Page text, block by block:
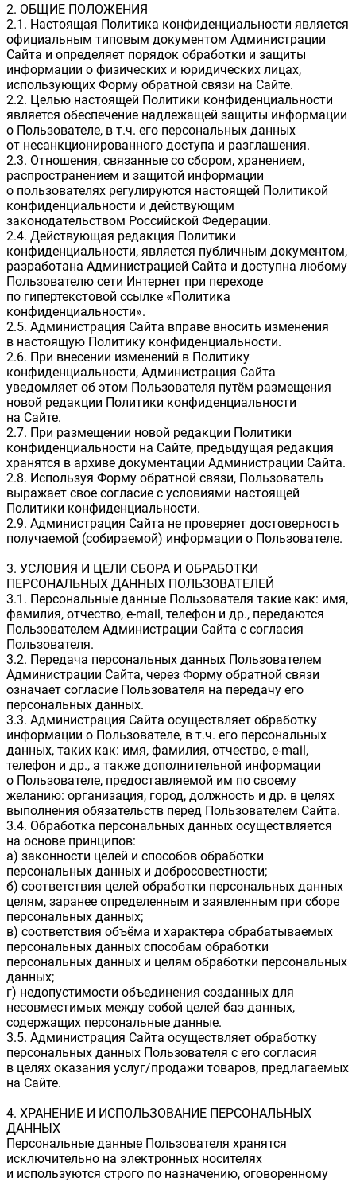
2. ОБЩИЕ ПОЛОЖЕНИЯ
2.1. Настоящая Политика конфиденциальности является
официальным типовым документом Администрации
Сайта и определяет порядок обработки и защиты
информации о физических и юридических лицах,
использующих Форму обратной связи на Сайте.
2.2. Целью настоящей Политики конфиденциальности
является обеспечение надлежащей защиты информации
о Пользователе, в т.ч. его персональных данных
от несанкционированного доступа и разглашения.
2.3. Отношения, связанные со сбором, хранением,
распространением и защитой информации
о пользователях регулируются настоящей Политикой
конфиденциальности и действующим
законодательством Российской Федерации.
2.4. Действующая редакция Политики
конфиденциальности, является публичным документом,
разработана Администрацией Сайта и доступна любому
Пользователю сети Интернет при переходе
по гипертекстовой ссылке «Политика
конфиденциальности».
2.5. Администрация Сайта вправе вносить изменения
в настоящую Политику конфиденциальности.
2.6. При внесении изменений в Политику
конфиденциальности, Администрация Сайта
уведомляет об этом Пользователя путём размещения
новой редакции Политики конфиденциальности
на Сайте.
2.7. При размещении новой редакции Политики
конфиденциальности на Сайте, предыдущая редакция
хранятся в архиве документации Администрации Сайта.
2.8. Используя Форму обратной связи, Пользователь
выражает свое согласие с условиями настоящей
Политики конфиденциальности.
2.9. Администрация Сайта не проверяет достоверность
получаемой (собираемой) информации о Пользователе.
3. УСЛОВИЯ И ЦЕЛИ СБОРА И ОБРАБОТКИ
ПЕРСОНАЛЬНЫХ ДАННЫХ ПОЛЬЗОВАТЕЛЕЙ
3.1. Персональные данные Пользователя такие как: имя,
фамилия, отчество, e-mail, телефон и др., передаются
Пользователем Администрации Сайта с согласия
Пользователя.
3.2. Передача персональных данных Пользователем
Администрации Сайта, через Форму обратной связи
означает согласие Пользователя на передачу его
персональных данных.
3.3. Администрация Сайта осуществляет обработку
информации о Пользователе, в т.ч. его персональных
данных, таких как: имя, фамилия, отчество, e-mail,
телефон и др., а также дополнительной информации
о Пользователе, предоставляемой им по своему
желанию: организация, город, должность и др. в целях
выполнения обязательств перед Пользователем Сайта.
3.4. Обработка персональных данных осуществляется
на основе принципов:
а) законности целей и способов обработки
персональных данных и добросовестности;
б) соответствия целей обработки персональных данных
целям, заранее определенным и заявленным при сборе
персональных данных;
в) соответствия объёма и характера обрабатываемых
персональных данных способам обработки
персональных данных и целям обработки персональных
данных;
г) недопустимости объединения созданных для
несовместимых между собой целей баз данных,
содержащих персональные данные.
3.5. Администрация Сайта осуществляет обработку
персональных данных Пользователя с его согласия
в целях оказания услуг/продажи товаров, предлагаемых
на Сайте.
4. ХРАНЕНИЕ И ИСПОЛЬЗОВАНИЕ ПЕРСОНАЛЬНЫХ
ДАННЫХ
Персональные данные Пользователя хранятся
исключительно на электронных носителях
и используются строго по назначению, оговоренному